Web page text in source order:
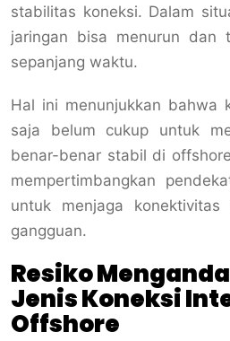
stabilitas koneksi. Dalam
jaringan bisa menurun dan
sepanjang waktu.
Hal ini menunjukkan bahwa
saja belum cukup untuk
benar-benar stabil di
mempertimbangkan
untuk menjaga
gangguan.
Resiko
Jenis Koneksi
Offshore